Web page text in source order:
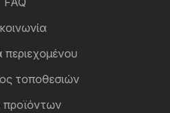
τοποθεσιών
προϊόντων